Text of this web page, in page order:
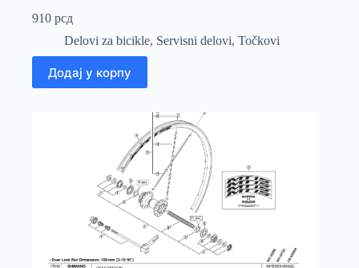
910 рсд
Delovi za bicikle, Servisni delovi, Točkovi
Додај у корпу